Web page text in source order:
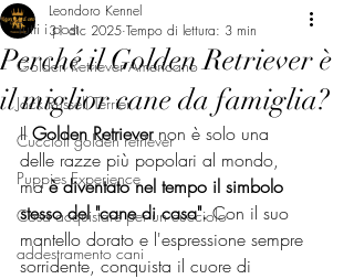
Tutti i post
Golden Retriever Americano
Jack Russell Terrier
Cuccioli golden retriever
Puppies Experience
Cosa acquistare per un cucciolo
addestramento cani
Perché il Golden Retriever è
il miglior cane da famiglia?
Leondoro Kennel
31 dic 2025 Tempo di lettura: 3 min
Il Golden Retriever non è solo una
delle razze più popolari al mondo,
ma è diventato nel tempo il simbolo
stesso del "cane di casa". Con il suo
mantello dorato e l'espressione sempre
sorridente, conquista il cuore di